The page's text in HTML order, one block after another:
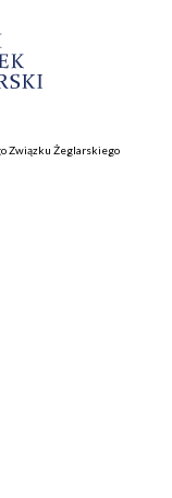
Związku Żeglarskiego